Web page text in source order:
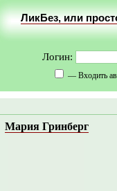
ЛикБез, или
Логин:
— Входить
Мария Гринберг